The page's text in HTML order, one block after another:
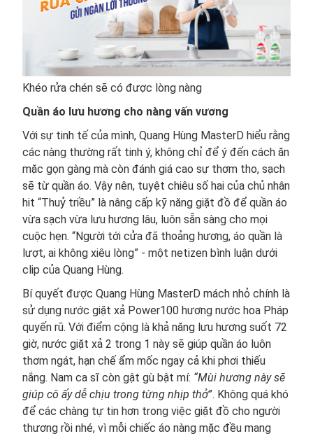
Khéo rửa chén sẽ có được lòng nàng
Quần áo lưu hương cho nàng vấn vương
Với sự tinh tế của mình, Quang Hùng MasterD hiểu rằng
các nàng thường rất tinh ý, không chỉ để ý đến cách ăn
mặc gọn gàng mà còn đánh giá cao sự thơm tho, sạch
sẽ từ quần áo. Vậy nên, tuyệt chiêu số hai của chủ nhân
hit “Thuỷ triều” là nâng cấp kỹ năng giặt đồ để quần áo
vừa sạch vừa lưu hương lâu, luôn sẵn sàng cho mọi
cuộc hẹn. “Người tới cửa đã thoảng hương, áo quần là
lượt, ai không xiêu lòng” - một netizen bình luận dưới
clip của Quang Hùng.
Bí quyết được Quang Hùng MasterD mách nhỏ chính là
sử dụng nước giặt xả Power100 hương nước hoa Pháp
quyến rũ. Với điểm cộng là khả năng lưu hương suốt 72
giờ, nước giặt xả 2 trong 1 này sẽ giúp quần áo luôn
thơm ngát, hạn chế ẩm mốc ngay cả khi phơi thiếu
nắng. Nam ca sĩ còn gật gù bật mí: “Mùi hương này sẽ
giúp cô ấy dễ chịu trong từng nhịp thở”. Không quá khó
để các chàng tự tin hơn trong việc giặt đồ cho người
thương rồi nhé, vì mỗi chiếc áo nàng mặc đều mang